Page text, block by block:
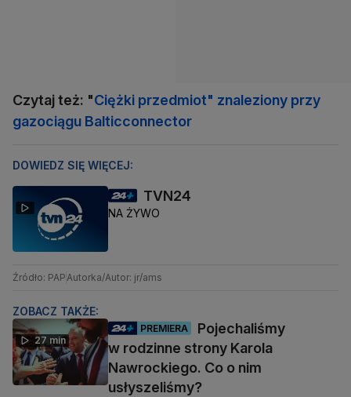
Czytaj też: "Ciężki przedmiot" znaleziony przy
gazociągu Balticconnector
DOWIEDZ SIĘ WIĘCEJ:
TVN24
NA ŻYWO
Źródło: PAPAutorka/Autor: jr/ams
ZOBACZ TAKŻE:
27 min
PREMIERA
Pojechaliśmy
w rodzinne strony Karola
Nawrockiego. Co o nim
usłyszeliśmy?